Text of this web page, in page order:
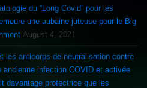
du “Long Covid” pour les
une aubaine juteuse pour le Big
August 4, 2021
les anticorps de neutralisation contre
ancienne infection COVID et activée